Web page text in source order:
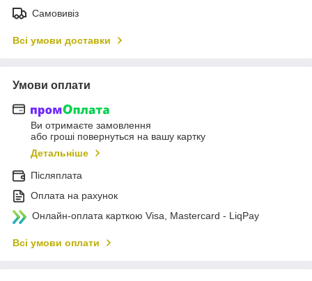
Самовивіз
Всі умови доставки
Умови оплати
Ви отримаєте замовлення
або гроші повернуться на вашу картку
Детальніше
Післяплата
Оплата на рахунок
Онлайн-оплата карткою Visa, Mastercard - LiqPay
Всі умови оплати